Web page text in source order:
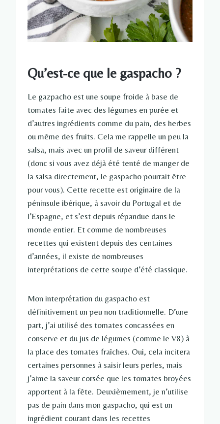
Qu’est-ce que le gaspacho ?
Le gazpacho est une soupe froide à base de
tomates faite avec des légumes en purée et
d’autres ingrédients comme du pain, des herbes
ou même des fruits. Cela me rappelle un peu la
salsa, mais avec un profil de saveur différent
(donc si vous avez déjà été tenté de manger de
la salsa directement, le gaspacho pourrait être
pour vous). Cette recette est originaire de la
péninsule ibérique, à savoir du Portugal et de
l’Espagne, et s’est depuis répandue dans le
monde entier. Et comme de nombreuses
recettes qui existent depuis des centaines
d’années, il existe de nombreuses
interprétations de cette soupe d’été classique.
Mon interprétation du gaspacho est
définitivement un peu non traditionnelle. D’une
part, j’ai utilisé des tomates concassées en
conserve et du jus de légumes (comme le V8) à
la place des tomates fraîches. Oui, cela incitera
certaines personnes à saisir leurs perles, mais
j’aime la saveur corsée que les tomates broyées
apportent à la fête. Deuxièmement, je n’utilise
pas de pain dans mon gaspacho, qui est un
ingrédient courant dans les recettes